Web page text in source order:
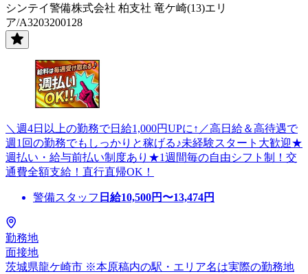
シンテイ警備株式会社 柏支社 竜ケ崎(13)エリ
ア/A3203200128
＼週4日以上の勤務で日給1,000円UPに↑／高日給＆高待遇で
週1回の勤務でもしっかりと稼げる♪未経験スタート大歓迎★
週払い・給与前払い制度あり★1週間毎の自由シフト制！交
通費全額支給！直行直帰OK！
警備スタッフ 日給10,500円〜13,474円
勤務地
面接地
茨城県龍ケ崎市 ※本原稿内の駅・エリア名は実際の勤務地